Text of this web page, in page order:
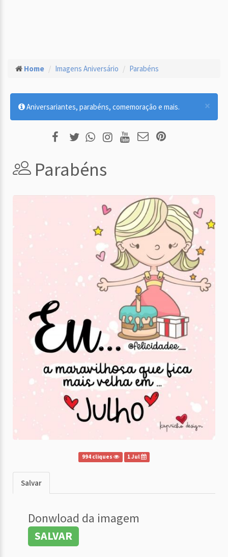
Home Imagens Aniversário Parabéns
×
Aniversariantes, parabéns, comemoração e mais.
Parabéns
994 cliques 1 Jul
Salvar
Donwload da imagem
SALVAR